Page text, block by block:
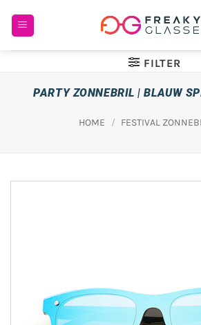
naar
FILTER
PARTY ZONNEBRIL | BLAUW
HOME / FESTIVAL